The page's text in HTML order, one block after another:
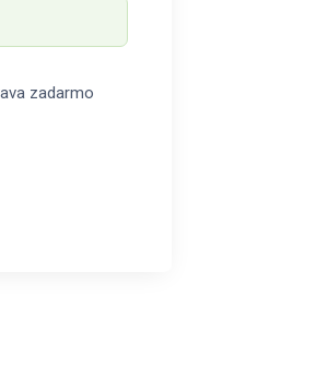
zadarmo